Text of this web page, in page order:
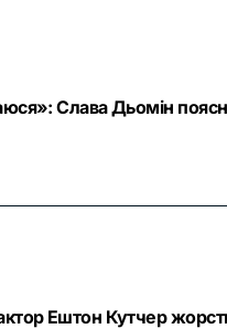
Слава Дьомін
Ештон Кутчер